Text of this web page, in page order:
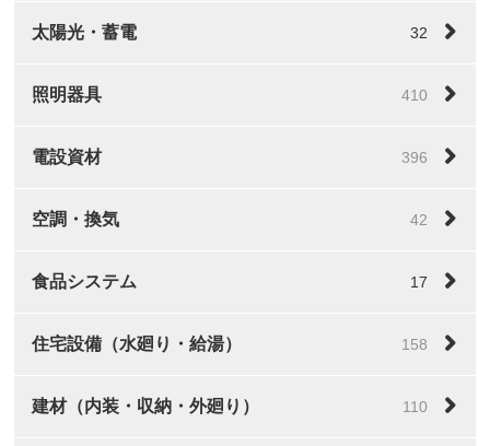
太陽光・蓄電 32
照明器具 410
電設資材 396
空調・換気 42
食品システム 17
住宅設備（水廻り・給湯） 158
建材（内装・収納・外廻り） 110